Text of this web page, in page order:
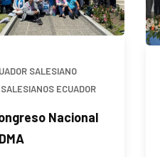
SALESIANO
ECUADOR
Nacional